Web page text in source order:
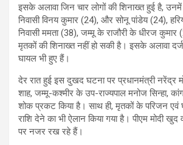
इसके अलावा जिन चार लोगों की शिनाख्त हुई है,
निवासी विनय कुमार (24), और सोनू पांडेय (24),
निवासी ममता (38), जम्मू के राजौरी के धीरज
मृतकों की शिनाख्त नहीं हो सकी है। इसके अलावा
घायल भी हुए हैं।
देर रात हुई इस दुखद घटना पर प्रधानमंत्री नरेंद्र
शाह, जम्मू-कश्मीर के उप-राज्यपाल मनोज सिन्हा,
शोक प्रकट किया है। साथ ही, मृतकों के परिजन एवं
राशि देने का भी ऐलान किया गया है। पीएम मोदी
पर नजर रख रहे हैं।